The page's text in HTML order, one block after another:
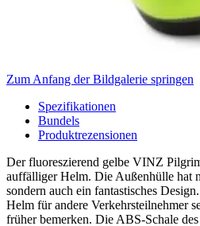
Zum Anfang der Bildgalerie springen
Spezifikationen
Bundels
Produktrezensionen
Der fluoreszierend gelbe VINZ
auffälliger Helm. Die Außenhülle hat
sondern auch ein fantastisches
Helm für andere Verkehrsteilnehmer
früher bemerken. Die ABS-Schale